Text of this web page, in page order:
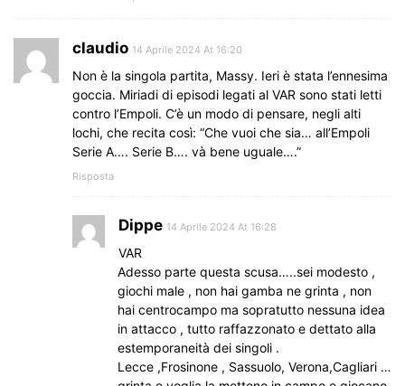
claudio 14 Aprile 2024 At 16:20
Non è la singola partita, Massy. Ieri è stata l’ennesima
goccia. Miriadi di episodi legati al VAR sono stati letti
contro l’Empoli. C’è un modo di pensare, negli alti
lochi, che recita così: “Che vuoi che sia… all’Empoli
Serie A…. Serie B…. và bene uguale….”
Risposta
Dippe 14 Aprile 2024 At 16:28
VAR
Adesso parte questa scusa…..sei modesto ,
giochi male , non hai gamba ne grinta , non
hai centrocampo ma sopratutto nessuna idea
in attacco , tutto raffazzonato e dettato alla
estemporaneità dei singoli .
Lecce ,Frosinone , Sassuolo, Verona,Cagliari …